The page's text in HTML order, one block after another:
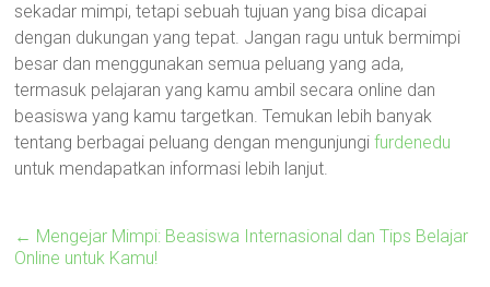
sekadar mimpi, tetapi sebuah tujuan yang bisa dicapai
dengan dukungan yang tepat. Jangan ragu untuk bermimpi
besar dan menggunakan semua peluang yang ada,
termasuk pelajaran yang kamu ambil secara online dan
beasiswa yang kamu targetkan. Temukan lebih banyak
tentang berbagai peluang dengan mengunjungifurdenedu
untuk mendapatkan informasi lebih lanjut.
← Mengejar Mimpi: Beasiswa Internasional dan Tips Belajar
Online untuk Kamu!